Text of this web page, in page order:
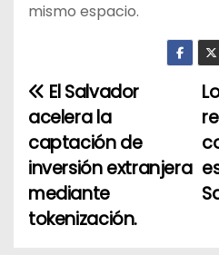
mismo espacio.
N
a
v
e
El Salvador
acelera la
captación de
inversión extranjera
mediante
tokenización.